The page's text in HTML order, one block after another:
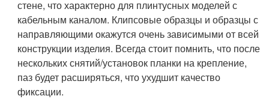
стене, что характерно для плинтусных моделей с
кабельным каналом. Клипсовые образцы и образцы с
направляющими окажутся очень зависимыми от всей
конструкции изделия. Всегда стоит помнить, что после
нескольких снятий/установок планки на крепление,
паз будет расширяться, что ухудшит качество
фиксации.